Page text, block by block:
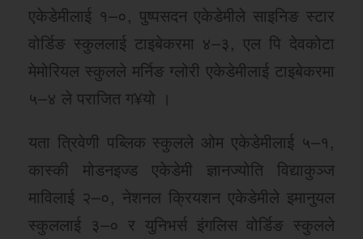
एकेडेमीलाई १–०, पुष्पसदन एकेडेमीले साइनिङ स्टार
वोर्डिङ स्कुललाई टाइबेकरमा ४–३, एल पि देवकोटा
मेमोरियल स्कुलले मर्निङ ग्लोरी एकेडेमीलाई टाइबेकरमा
५–४ ले पराजित ग¥यो ।
यता त्रिवेणी पब्लिक स्कुलले ओम एकेडेमीलाई ५–१,
कास्की मोडनइज्ड एकेडेमी ज्ञानज्योति विद्याकुञ्ज
माविलाई २–०, नेशनल क्रियशन एकेडेमीले इमानुयल
स्कुललाई ३–० र युनिभर्स इंगलिस वोर्डिङ स्कुलले